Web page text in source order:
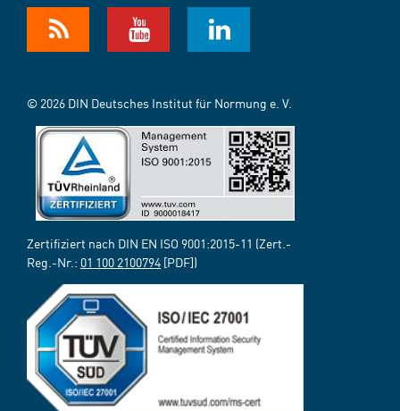
© 2026 DIN Deutsches Institut für Normung e. V.
Zertifiziert nach DIN EN ISO 9001:2015-11 (Zert.-
Reg.-Nr.: 01 100 2100794 [PDF])